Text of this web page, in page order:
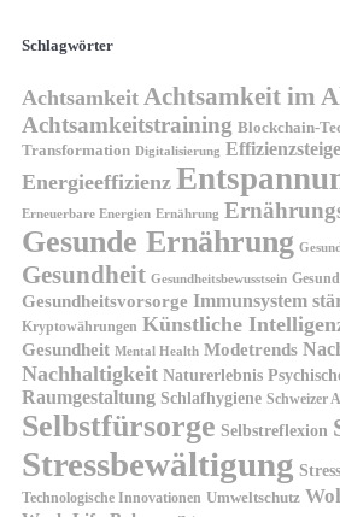
Schlagwörter
Achtsamkeit Achtsamkeit im
Achtsamkeitstraining Blockchain-
Transformation Digitalisierung
Energieeffizienz
Erneuerbare Energien Ernährung
Gesunde Ernährung
Gesundheit Gesundheitsbewusstsein
Gesundheitsvorsorge Immunsystem
Kryptowährungen Künstliche
Gesundheit Mental Health Modetrends
Nachhaltigkeit Naturerlebnis
Raumgestaltung Schlafhygiene Schweizer
Selbstfürsorge Selbstreflexion
Stressbewältigung
Technologische Innovationen Umweltschutz